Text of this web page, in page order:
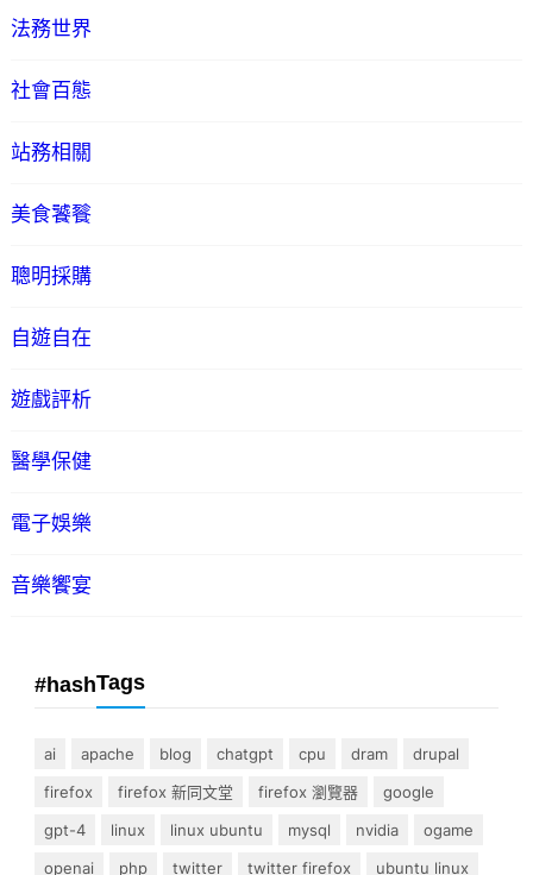
法務世界
社會百態
站務相關
美食饕餮
聰明採購
自遊自在
遊戲評析
醫學保健
電子娛樂
音樂饗宴
#hashTags
ai apache blog chatgpt cpu dram
drupal
firefox
firefox 新同文堂 firefox 瀏覽器
google
gpt-4
linux linux ubuntu mysql nvidia
ogame
openai
php twitter twitter firefox
ubuntu linux